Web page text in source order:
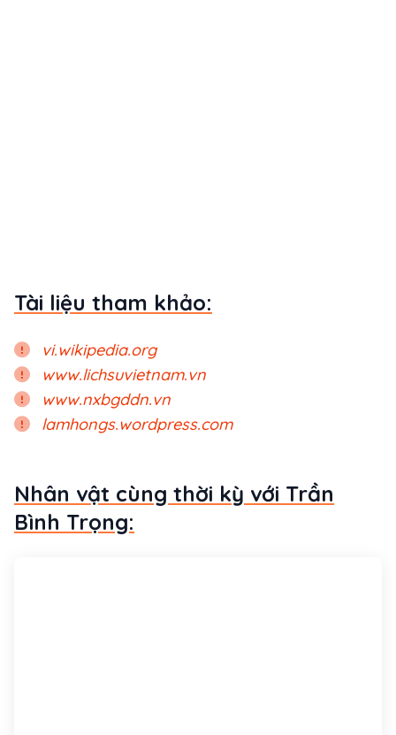
Tài liệu tham khảo:
vi.wikipedia.org
www.lichsuvietnam.vn
www.nxbgddn.vn
lamhongs.wordpress.com
Nhân vật cùng thời kỳ với Trần
Bình Trọng: